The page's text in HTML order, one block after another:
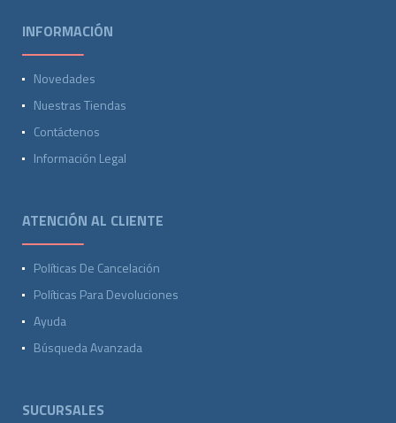
INFORMACIÓN
Novedades
Nuestras Tiendas
Contáctenos
Información Legal
ATENCIÓN AL CLIENTE
Políticas De Cancelación
Políticas Para Devoluciones
Ayuda
Búsqueda Avanzada
SUCURSALES